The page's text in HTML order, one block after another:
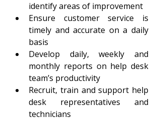
identify areas of improvement
Ensure customer service is
timely and accurate on a daily
basis
Develop daily, weekly and
monthly reports on help desk
team’s productivity
Recruit, train and support help
desk representatives and
technicians